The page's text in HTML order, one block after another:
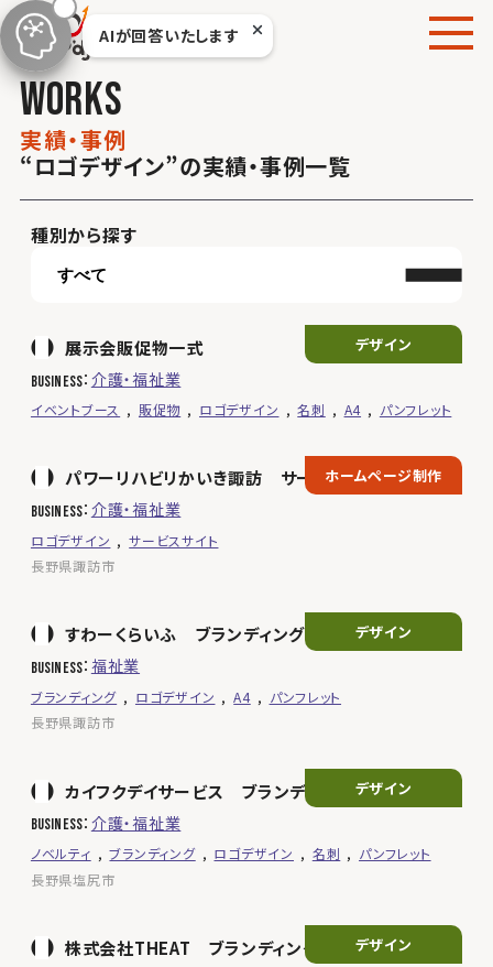
本
文
へworks
実績・事例
“ロゴデザイン”の実績・事例一覧
種別から探す
デザイン
展示会販促物一式
business 介護・福祉業
イベントブース 販促物 ロゴデザイン 名刺 A4 パンフレット
ホームページ制作
パワーリハビリかいき諏訪 サービスサイト
business 介護・福祉業
ロゴデザイン
サービスサイト
長野県諏訪市
デザイン
すわーくらいふ ブランディング
business 福祉業
ブランディング ロゴデザイン A4
パンフレット
長野県諏訪市
デザイン
カイフクデイサービス ブランディング
business 介護・福祉業
ノベルティ ブランディング ロゴデザイン 名刺
パンフレット
長野県塩尻市
デザイン
株式会社THEAT ブランディング
AIが回答いたします